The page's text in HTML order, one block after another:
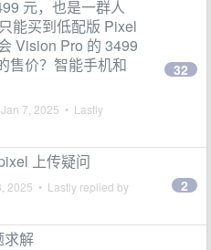
元，也是一群人
能买到低配版 Pixel
Vision Pro 的 3499
售价？智能手机和
Jan 7, 2025 • Lastly
32
上传疑问
2025 • Lastly replied by 2
求解